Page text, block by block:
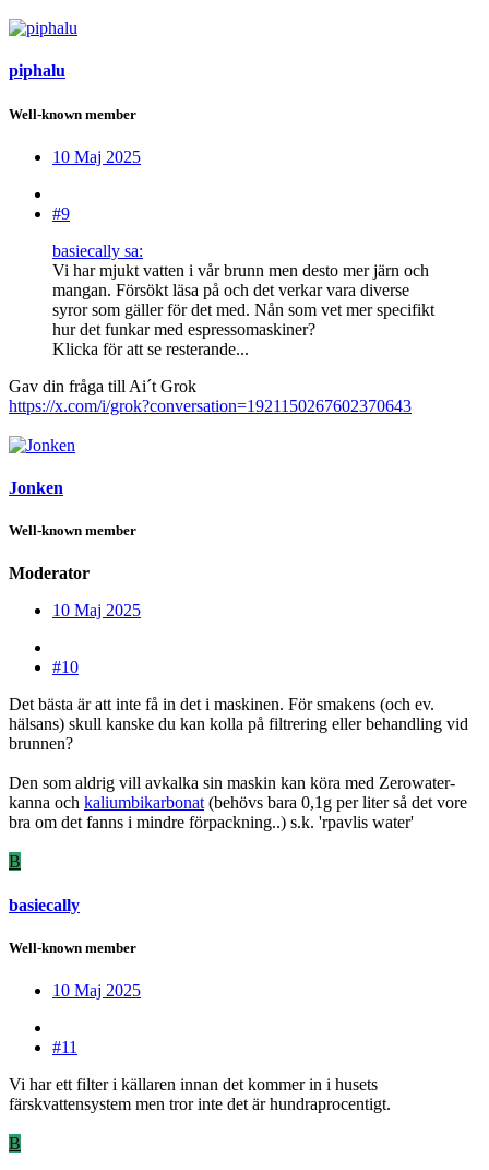
piphalu
Well-known member
10 Maj 2025
#9
basiecally sa:
Vi har mjukt vatten i vår brunn men desto mer järn och
mangan. Försökt läsa på och det verkar vara diverse
syror som gäller för det med. Nån som vet mer specifikt
hur det funkar med espressomaskiner?
Klicka för att se resterande...
Gav din fråga till Ai´t Grok
https://x.com/i/grok?conversation=1921150267602370643
Jonken
Well-known member
Moderator
10 Maj 2025
#10
Det bästa är att inte få in det i maskinen. För smakens (och ev.
hälsans) skull kanske du kan kolla på filtrering eller behandling vid
brunnen?
Den som aldrig vill avkalka sin maskin kan köra med Zerowater-
kanna och kaliumbikarbonat(behövs bara 0,1g per liter så det vore
bra om det fanns i mindre förpackning..) s.k. 'rpavlis water'
B
basiecally
Well-known member
10 Maj 2025
#11
Vi har ett filter i källaren innan det kommer in i husets
färskvattensystem men tror inte det är hundraprocentigt.
B